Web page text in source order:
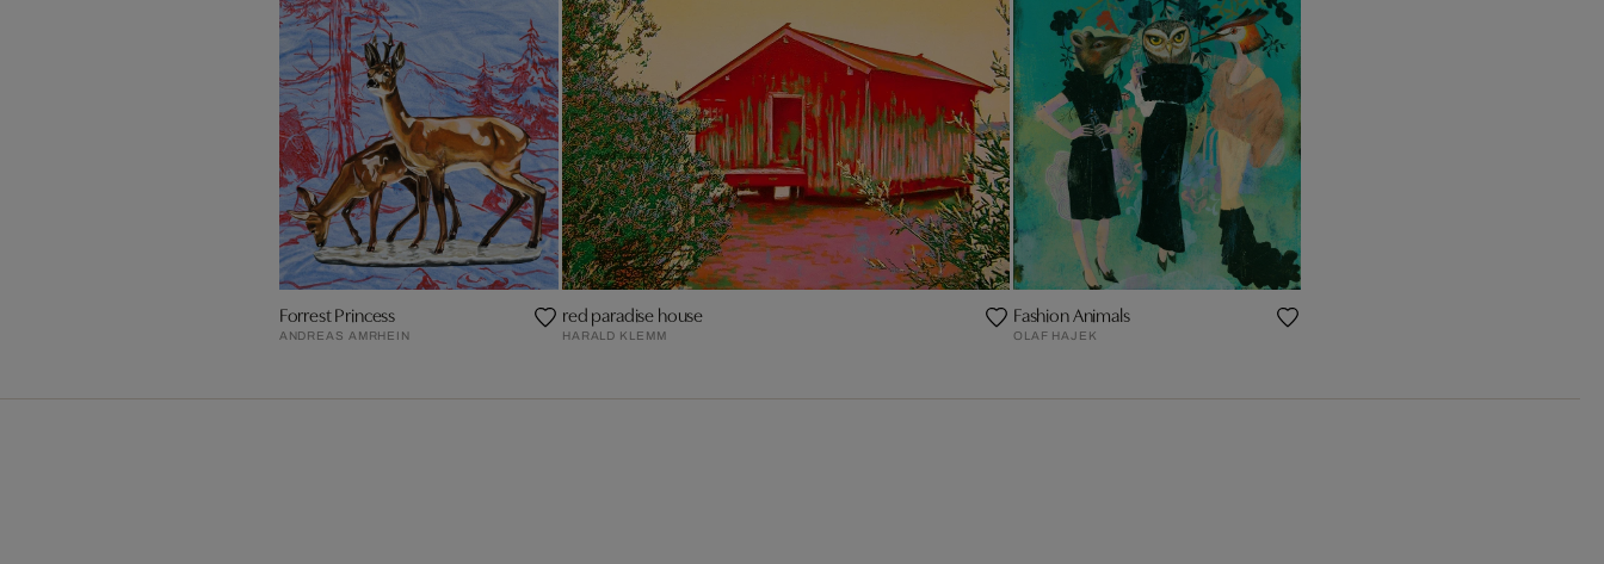
Forrest Princess
ANDREAS AMRHEIN
red paradise house
HARALD KLEMM
Fashion Animals
OLAF HAJEK